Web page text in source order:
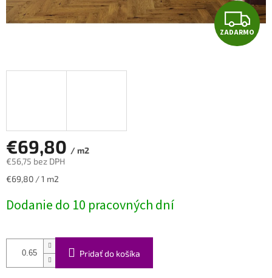
Z
A
ZADARMO
€69,80 / m2
€56,75 bez DPH
Jednotková
€69,80 / 1 m2
Dodanie do 10 pracovných dní
Pridať do košíka